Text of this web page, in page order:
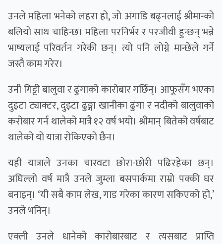
उनले महिला भनेको लहरा हो, जो अगाडि बढ्नलाई श्रीमान्को
बलियो साथ चाहिन्छ। महिला परनिर्भर र परजीवी हुन्छन् भन्ने
भाष्यलाई परिवर्तन गरेकी छन्। त्यो पनि लोग्ने मान्छेले गर्ने
जस्तै काम गरेर।
उनी गिट्टी बालुवा र ढुंगाको कारोबार गर्छिन्। आफूसँग भएका
दुइटा ट्याक्टर, दुइटा ढुङ्गा खानीका ढुंगा र नदीको बालुवाको
करोबार गर्न थालेको मात्रै १२ वर्ष भयो। श्रीमान् बितेको वर्षबाट
थालेको यो यात्रा रोकिएको छैन।
यही यात्राले उनका चारवटा छोरा-छोरी पढिरहेका छन्।
अघिल्लो वर्ष मात्रै उनले जुम्ला बसपार्कमा राम्रो पक्की घर
बनाइन्। ‘यी सबै काम लेख, गाड गरेका कारण सकिएको हो,’
उनले भनिन्।
एक्ली उनले धानेको कारोबारबाट र त्यसबाट प्राप्ति